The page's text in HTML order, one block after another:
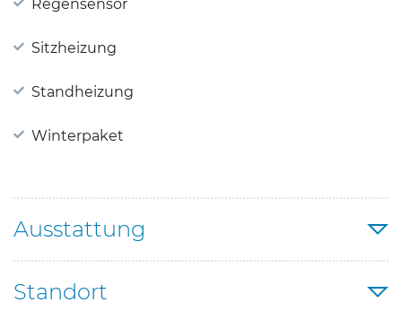
Regensensor
Sitzheizung
Standheizung
Winterpaket
Ausstattung
Standort